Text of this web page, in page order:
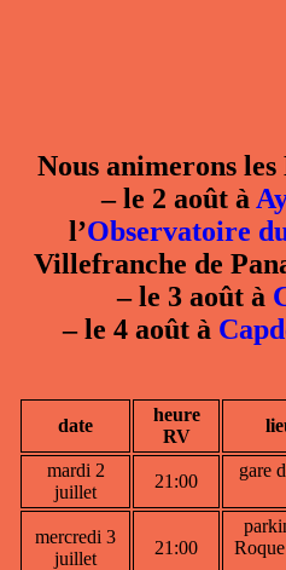
Nous animerons
–le 2 août à
l’Observatoire
Villefranche de
–le 3 août à
–le 4 août à
date
heure
RV
mardi 2
juillet
21:00
gare
mercredi 3
juillet
21:00